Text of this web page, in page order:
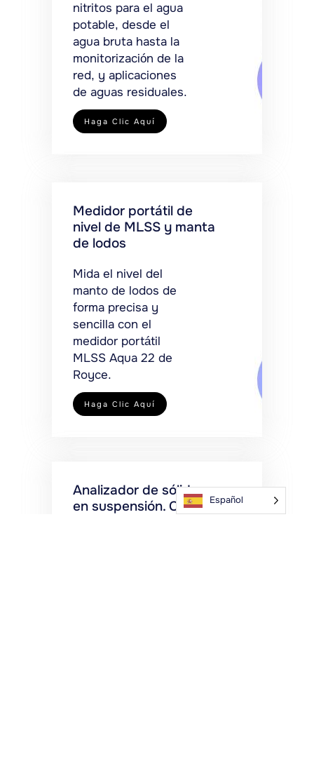
nitritos para el agua
potable, desde el
agua bruta hasta la
monitorización de la
red, y aplicaciones
de aguas residuales.
Haga Clic Aquí
Medidor portátil de
nivel de MLSS y manta
de lodos
Mida el nivel del
manto de lodos de
forma precisa y
sencilla con el
medidor portátil
MLSS Aqua 22 de
Royce.
Haga Clic Aquí
Analizador de sólidos
en suspensión. ControlEspañol